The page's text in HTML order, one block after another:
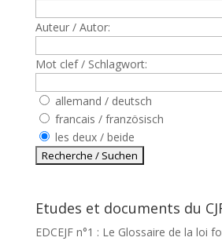
Auteur / Autor:
Mot clef / Schlagwort:
allemand / deutsch
francais / französisch
les deux / beide
Etudes et documents du
EDCEJF n°1 : Le Glossaire de la loi